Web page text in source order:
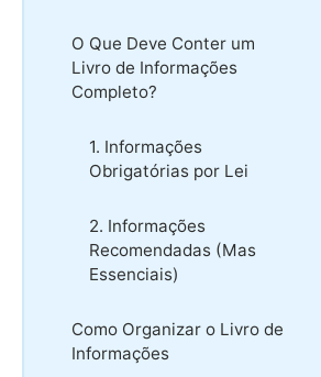
O Que Deve Conter um
Livro de Informações
Completo?
1. Informações
Obrigatórias por Lei
2. Informações
Recomendadas (Mas
Essenciais)
Como Organizar o Livro de
Informações